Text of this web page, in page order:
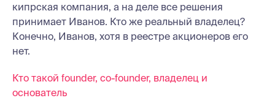
кипрская компания, а на деле все решения
принимает Иванов. Кто же реальный владелец?
Конечно, Иванов, хотя в реестре акционеров его
нет.
Кто такой founder, co-founder, владелец и
основатель